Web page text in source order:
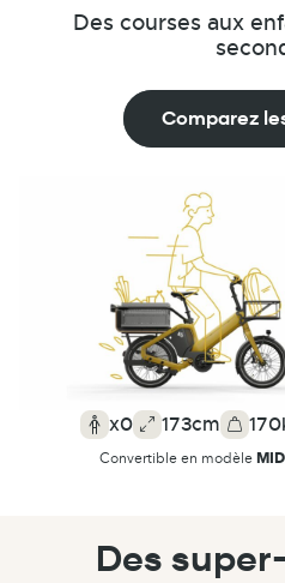
Des courses aux
Comparez
x0 173cm
Convertible en modèle MID
Des